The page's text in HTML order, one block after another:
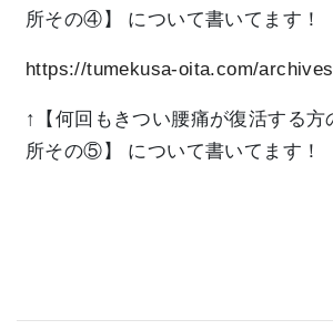
所その④】
について書いてます！
https://tumekusa-oita.com/
↑【何回もきつい腰痛が復活する方
所その⑤】
について書いてます！